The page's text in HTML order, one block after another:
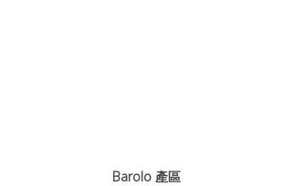
Barolo 產區